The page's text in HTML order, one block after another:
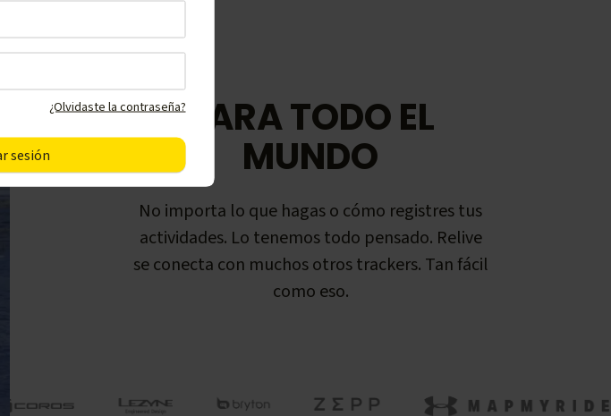
PARA TODO EL
MUNDO
No importa lo que hagas o cómo registres tus
actividades. Lo tenemos todo pensado. Relive
se conecta con muchos otros trackers. Tan fácil
como eso.
¿Olvidaste la contraseña?